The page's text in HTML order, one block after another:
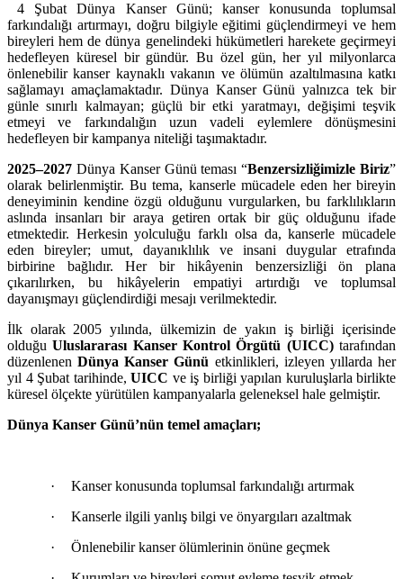
4 Şubat Dünya Kanser Günü; kanser konusunda toplumsal
farkındalığı artırmayı, doğru bilgiyle eğitimi güçlendirmeyi ve hem
bireyleri hem de dünya genelindeki hükümetleri harekete geçirmeyi
hedefleyen küresel bir gündür. Bu özel gün, her yıl milyonlarca
önlenebilir kanser kaynaklı vakanın ve ölümün azaltılmasına katkı
sağlamayı amaçlamaktadır. Dünya Kanser Günü yalnızca tek bir
günle sınırlı kalmayan; güçlü bir etki yaratmayı, değişimi teşvik
etmeyi ve farkındalığın uzun vadeli eylemlere dönüşmesini
hedefleyen bir kampanya niteliği taşımaktadır.
2025–2027 Dünya Kanser Günü teması “Benzersizliğimizle Biriz”
olarak belirlenmiştir. Bu tema, kanserle mücadele eden her bireyin
deneyiminin kendine özgü olduğunu vurgularken, bu farklılıkların
aslında insanları bir araya getiren ortak bir güç olduğunu ifade
etmektedir. Herkesin yolculuğu farklı olsa da, kanserle mücadele
eden bireyler; umut, dayanıklılık ve insani duygular etrafında
birbirine bağlıdır. Her bir hikâyenin benzersizliği ön plana
çıkarılırken, bu hikâyelerin empatiyi artırdığı ve toplumsal
dayanışmayı güçlendirdiği mesajı verilmektedir.
İlk olarak 2005 yılında, ülkemizin de yakın iş birliği içerisinde
olduğuUluslararası Kanser Kontrol Örgütü (UICC)tarafından
düzenlenenDünya Kanser Günü etkinlikleri, izleyen yıllarda her
yıl 4 Şubat tarihinde, UICC ve iş birliği yapılan kuruluşlarla birlikte
küresel ölçekte yürütülen kampanyalarla geleneksel hale gelmiştir.
Dünya Kanser Günü’nün temel amaçları;
·
Kanser konusunda toplumsal farkındalığı artırmak
·
Kanserle ilgili yanlış bilgi ve önyargıları azaltmak
·
Önlenebilir kanser ölümlerinin önüne geçmek